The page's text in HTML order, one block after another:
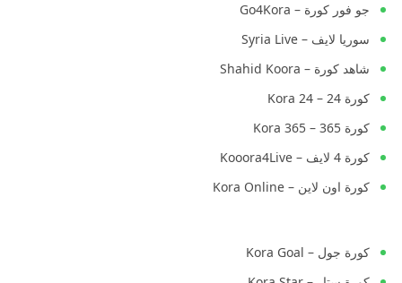
جو فور كورة – Go4Kora
سوريا لايف – Syria Live
شاهد كورة – Shahid Koora
كورة 24 – Kora 24
كورة 365 – Kora 365
كورة 4 لايف – Kooora4Live
كورة اون لاين – Kora Online
كورة جول – Kora Goal